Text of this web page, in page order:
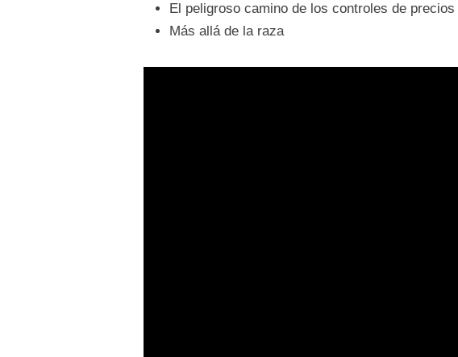
El peligroso camino de los controles de precios
Más allá de la raza